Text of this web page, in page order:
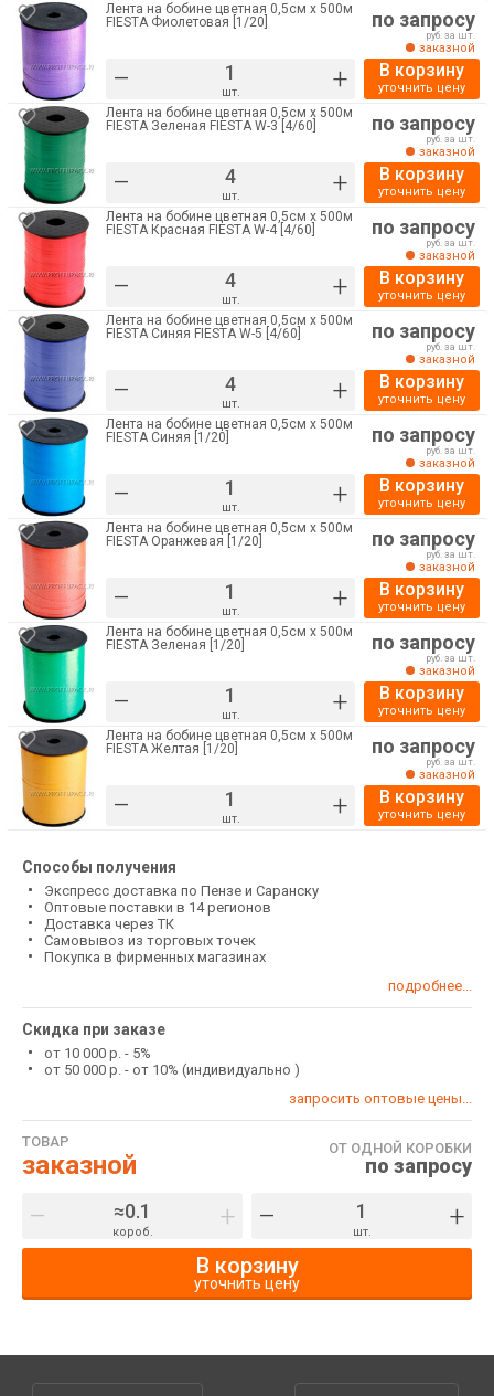
Лента на бобине цветная 0,5см х 500м
FIESTA Фиолетовая [1/20]
– шт. +
по запросу
руб. за шт.
заказной
В корзину
уточнить цену
Лента на бобине цветная 0,5см х 500м
FIESTA Зеленая FIESTA W-3 [4/60]
– шт. +
по запросу
руб. за шт.
заказной
В корзину
уточнить цену
Лента на бобине цветная 0,5см х 500м
FIESTA Красная FIESTA W-4 [4/60]
– шт. +
по запросу
руб. за шт.
заказной
В корзину
уточнить цену
Лента на бобине цветная 0,5см х 500м
FIESTA Синяя FIESTA W-5 [4/60]
– шт. +
по запросу
руб. за шт.
заказной
В корзину
уточнить цену
Лента на бобине цветная 0,5см х 500м
FIESTA Синяя [1/20]
– шт. +
по запросу
руб. за шт.
заказной
В корзину
уточнить цену
Лента на бобине цветная 0,5см х 500м
FIESTA Оранжевая [1/20]
– шт. +
по запросу
руб. за шт.
заказной
В корзину
уточнить цену
Лента на бобине цветная 0,5см х 500м
FIESTA Зеленая [1/20]
– шт. +
по запросу
руб. за шт.
заказной
В корзину
уточнить цену
Лента на бобине цветная 0,5см х 500м
FIESTA Желтая [1/20]
– шт. +
по запросу
руб. за шт.
заказной
В корзину
уточнить цену
Способы получения
Экспресс доставка по Пензе и Саранску
Оптовые поставки в 14 регионов
Доставка через ТК
Самовывоз из торговых точек
Покупка в фирменных магазинах
подробнее...
Скидка при заказе
от 10 000 р. - 5%
от 50 000 р. - от 10% (индивидуально )
запросить оптовые цены...
ТОВАР
заказной
ОТ ОДНОЙ КОРОБКИ
по запросу
– короб. + – шт. +
В корзину
уточнить цену